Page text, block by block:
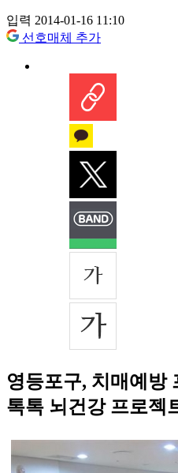
입력 2014-01-16 11:10
선호매체 추가
영등포구, 치매예방
톡톡 뇌건강 프로젝